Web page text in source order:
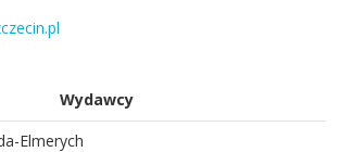
Wydawcy
Elmerych